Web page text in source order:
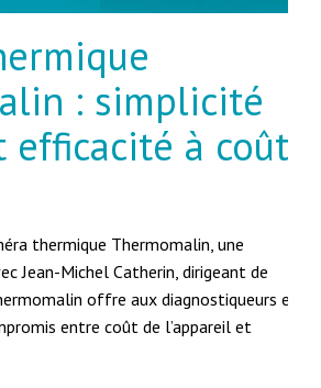
: simplicité
efficacité à coût
thermique Thermomalin, une
Jean-Michel Catherin, dirigeant de
offre aux diagnostiqueurs et
entre coût de l’appareil et